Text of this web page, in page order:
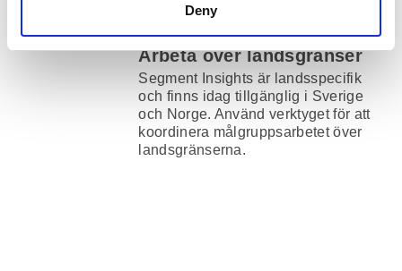
Deny
Arbeta över landsgränser
Segment Insights är landsspecifik
och finns idag tillgänglig i Sverige
och Norge. Använd verktyget för att
koordinera målgruppsarbetet över
landsgränserna.